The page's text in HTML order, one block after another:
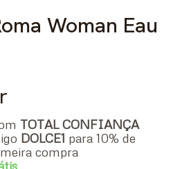
Woman Eau
TOTAL CONFIANÇA
DOLCE1 para 10% de
compra